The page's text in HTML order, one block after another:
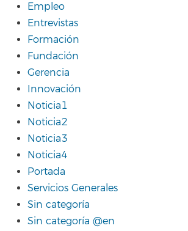
Empleo
Entrevistas
Formación
Fundación
Gerencia
Innovación
Noticia1
Noticia2
Noticia3
Noticia4
Portada
Servicios Generales
Sin categoría
Sin categoría @en